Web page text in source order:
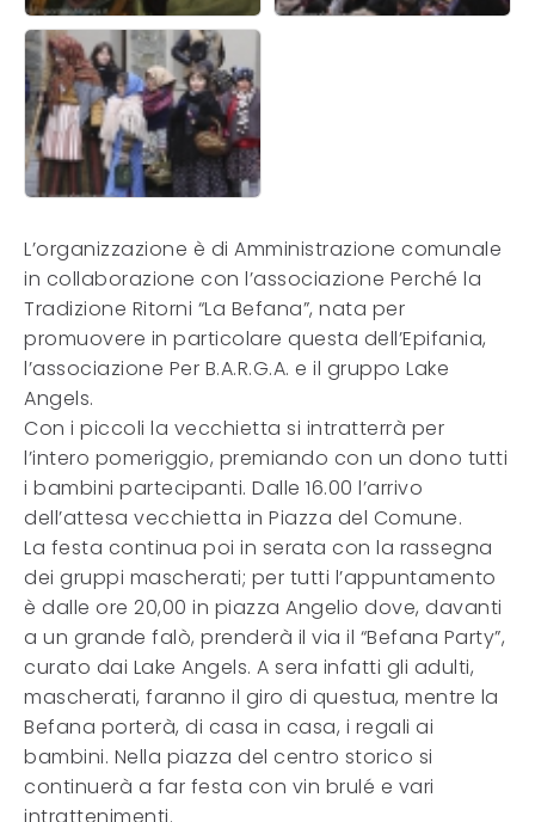
L’organizzazione è di Amministrazione comunale
in collaborazione con l’associazione Perché la
Tradizione Ritorni “La Befana”, nata per
promuovere in particolare questa dell’Epifania,
l’associazione Per B.A.R.G.A. e il gruppo Lake
Angels.
Con i piccoli la vecchietta si intratterrà per
l’intero pomeriggio, premiando con un dono tutti
i bambini partecipanti. Dalle 16.00 l’arrivo
dell’attesa vecchietta in Piazza del Comune.
La festa continua poi in serata con la rassegna
dei gruppi mascherati; per tutti l’appuntamento
è dalle ore 20,00 in piazza Angelio dove, davanti
a un grande falò, prenderà il via il “Befana Party”,
curato dai Lake Angels. A sera infatti gli adulti,
mascherati, faranno il giro di questua, mentre la
Befana porterà, di casa in casa, i regali ai
bambini. Nella piazza del centro storico si
continuerà a far festa con vin brulé e vari